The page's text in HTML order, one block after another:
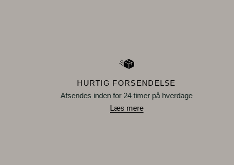
HURTIG FORSENDELSE
Afsendes inden for 24 timer på hverdage
Læs mere